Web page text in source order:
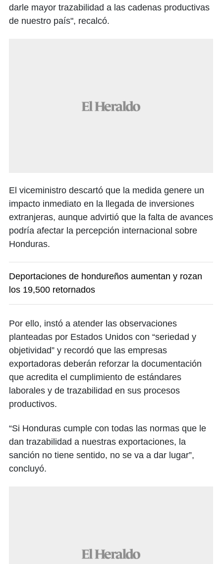
darle mayor trazabilidad a las cadenas productivas
de nuestro país", recalcó.
El viceministro descartó que la medida genere un
impacto inmediato en la llegada de inversiones
extranjeras, aunque advirtió que la falta de avances
podría afectar la percepción internacional sobre
Honduras.
Deportaciones de hondureños aumentan y rozan
los 19,500 retornados
Por ello, instó a atender las observaciones
planteadas por Estados Unidos con “seriedad y
objetividad” y recordó que las empresas
exportadoras deberán reforzar la documentación
que acredita el cumplimiento de estándares
laborales y de trazabilidad en sus procesos
productivos.
“Si Honduras cumple con todas las normas que le
dan trazabilidad a nuestras exportaciones, la
sanción no tiene sentido, no se va a dar lugar”,
concluyó.